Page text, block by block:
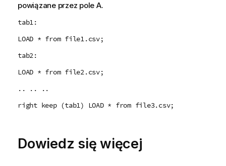
powiązane przez pole A.
tab1:
LOAD * from file1.csv;
tab2:
LOAD * from file2.csv;
.. .. ..
right keep (tab1) LOAD * from file3.csv;
Dowiedz się więcej